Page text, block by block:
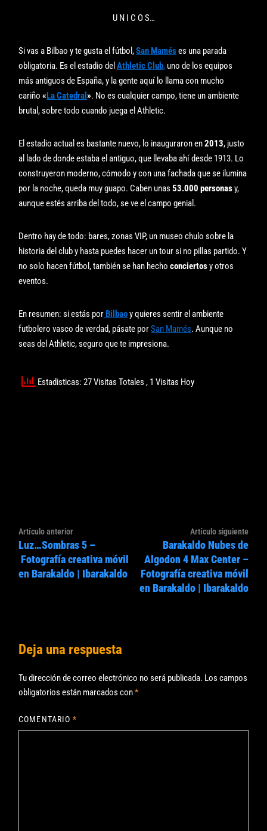
U N I C O S…
Si vas a Bilbao y te gusta el fútbol,San Maméses una parada
obligatoria. Es el estadio delAthletic Club, uno de los equipos
más antiguos de España, y la gente aquí lo llama con mucho
cariño«La Catedral». No es cualquier campo, tiene un ambiente
brutal, sobre todo cuando juega el Athletic.
El estadio actual es bastante nuevo, lo inauguraron en2013, justo
al lado de donde estaba el antiguo, que llevaba ahí desde 1913. Lo
construyeron moderno, cómodo y con una fachada que se ilumina
por la noche, queda muy guapo. Caben unas53.000 personasy,
aunque estés arriba del todo, se ve el campo genial.
Dentro hay de todo: bares, zonas VIP, un museo chulo sobre la
historia del club y hasta puedes hacer un tour si no pillas partido. Y
no solo hacen fútbol, también se han hechoconciertosy otros
eventos.
En resumen: si estás porBilbaoy quieres sentir el ambiente
futbolero vasco de verdad, pásate porSan Mamés. Aunque no
seas del Athletic, seguro que te impresiona.
Estadisticas: 27 Visitas Totales, 1 Visitas Hoy
Navegación
de
entradas
Artículo anteriorArtículo
anterior:
Luz…Sombras 5 –
Fotografía creativa móvil
en Barakaldo | Ibarakaldo
Artículo siguiente
Barakaldo Nubes de
Algodon 4 Max Center –
Fotografía creativa móvil
en Barakaldo | Ibarakaldo
Deja una respuesta
Tu dirección de correo electrónico no será publicada. Los campos
obligatorios están marcados con*
COMENTARIO*